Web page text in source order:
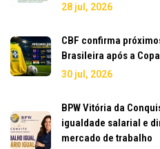
28 jul, 2026
CBF confirma
Brasileira após a
30 jul, 2026
BPW Vitória da
igualdade salarial e
mercado de trabalho